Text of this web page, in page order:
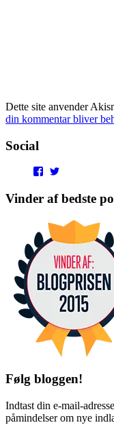
Dette site anvender
din kommentar bliver
Social
View
profile
on
profile
on
Vinder af bedste
Følg bloggen!
Indtast din e-mail-
påmindelser om nye